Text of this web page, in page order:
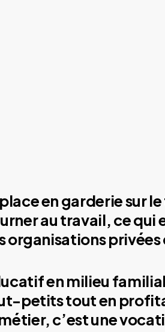
en garderie sur
au travail, ce qui
organisations
en milieu
petits tout en
c’est une